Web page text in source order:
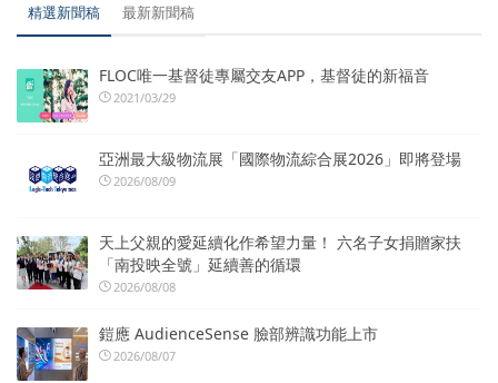
精選新聞稿 最新新聞稿
FLOC唯一基督徒專屬交友APP，基督徒的新福音
2021/03/29
亞洲最大級物流展「國際物流綜合展2026」即將登場
2026/08/09
天上父親的愛延續化作希望力量！ 六名子女捐贈家扶
「南投映全號」延續善的循環
2026/08/08
鎧應 AudienceSense 臉部辨識功能上市
2026/08/07